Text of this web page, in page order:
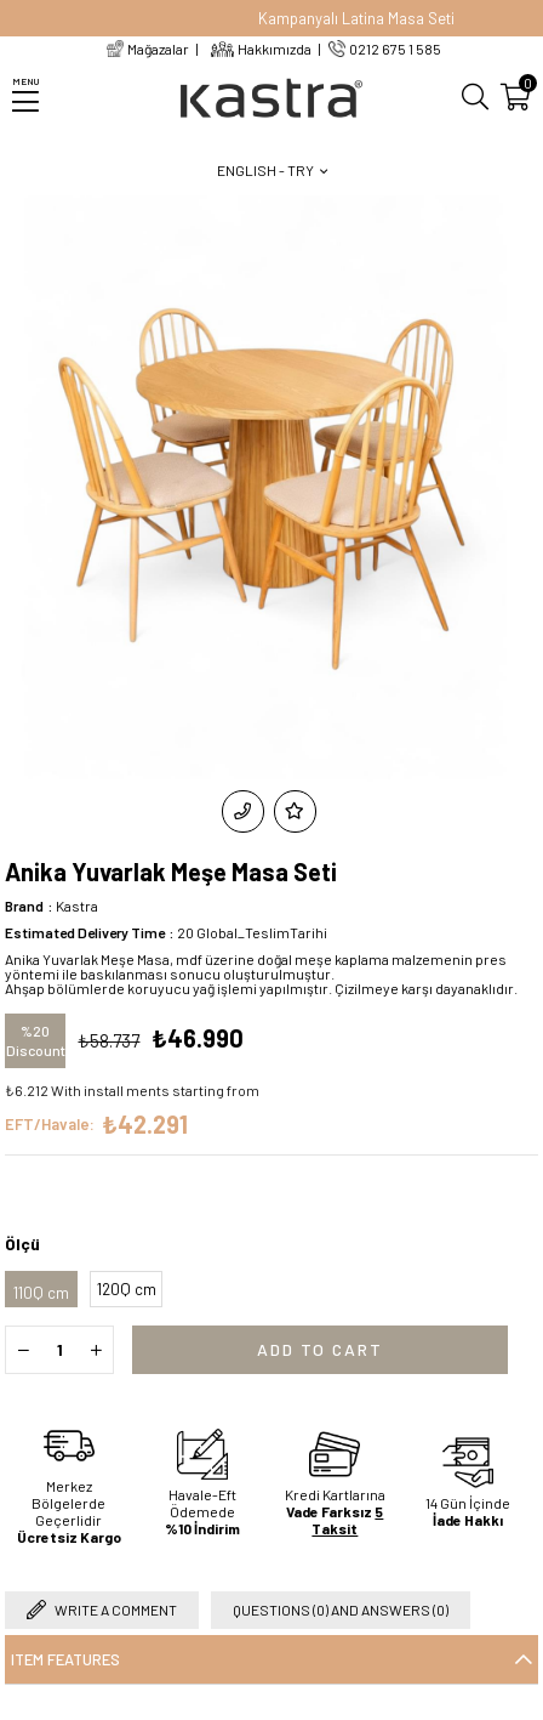
MENU
Kampanyalı Latina Masa Seti
Mağazalar Hakkımızda 0212 675 1 585
ENGLISH - TRY
0
Anika Yuvarlak Meşe Masa Seti
Brand : Kastra
Estimated Delivery Time : 20 Global_TeslimTarihi
Anika Yuvarlak Meşe Masa, mdf üzerine doğal meşe kaplama malzemenin pres
yöntemi ile baskılanması sonucu oluşturulmuştur.
Ahşap bölümlerde koruyucu yağ işlemi yapılmıştır. Çizilmeye karşı dayanaklıdır.
%20
Discount
₺58.737 ₺46.990
₺6.212 With install ments starting from
EFT/Havale: ₺42.291
Ölçü
110Q cm 120Q cm
Merkez
Bölgelerde
Geçerlidir
Ücretsiz Kargo
Havale-Eft
Ödemede
%10 İndirim
Kredi Kartlarına
Vade Farksız 5
Taksit
14 Gün İçinde
İade Hakkı
WRITE A COMMENT QUESTIONS (0) AND ANSWERS (0)
ITEM FEATURES